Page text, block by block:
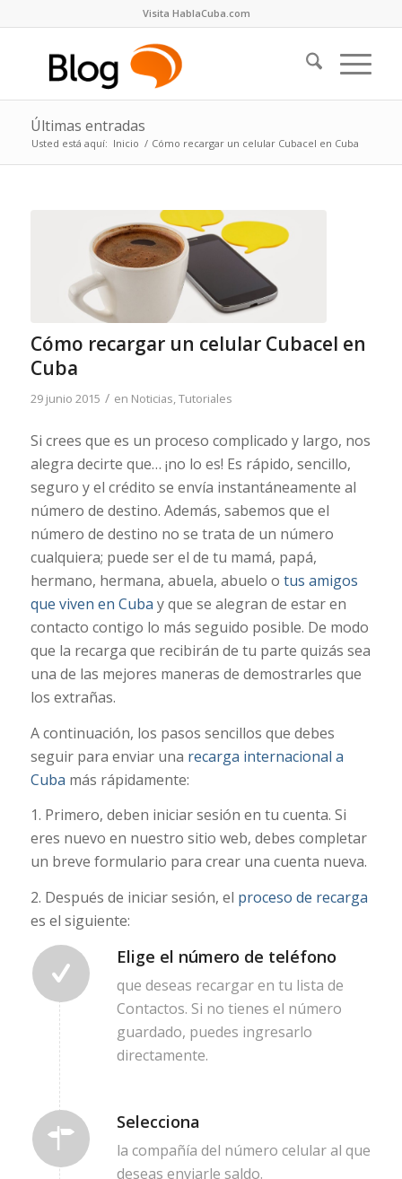
Visita HablaCuba.com
Últimas entradas
Usted está aquí: Inicio / Cómo recargar un celular Cubacel en Cuba
Cómo recargar un celular Cubacel en
Cuba
29 junio 2015 / en Noticias,Tutoriales
Si crees que es un proceso complicado y largo, nos
alegra decirte que… ¡no lo es! Es rápido, sencillo,
seguro y el crédito se envía instantáneamente al
número de destino. Además, sabemos que el
número de destino no se trata de un número
cualquiera; puede ser el de tu mamá, papá,
hermano, hermana, abuela, abuelo o tus amigos
que viven en Cuba y que se alegran de estar en
contacto contigo lo más seguido posible. De modo
que la recarga que recibirán de tu parte quizás sea
una de las mejores maneras de demostrarles que
los extrañas.
A continuación, los pasos sencillos que debes
seguir para enviar una recarga internacional a
Cuba más rápidamente:
1. Primero, deben iniciar sesión en tu cuenta. Si
eres nuevo en nuestro sitio web, debes completar
un breve formulario para crear una cuenta nueva.
2. Después de iniciar sesión, el proceso de recarga
es el siguiente:
Elige el número de teléfono
que deseas recargar en tu lista de
Contactos. Si no tienes el número
guardado, puedes ingresarlo
directamente.
Selecciona
la compañía del número celular al que
deseas enviarle saldo.